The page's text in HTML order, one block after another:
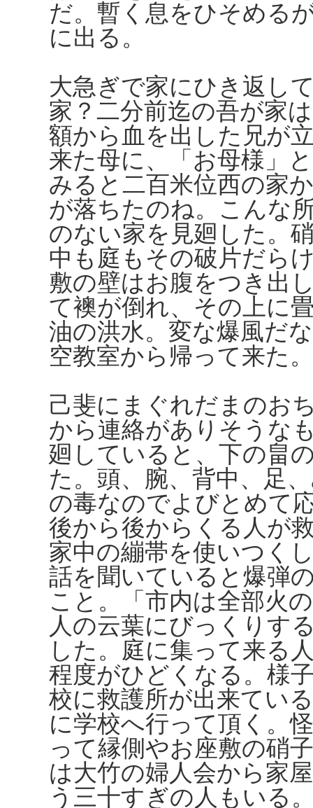
だ。暫く息をひそめる
に出る。
大急ぎで家にひき返し
家？二分前迄の吾が家
額から血を出した兄が
来た母に、「お母様」
みると二百米位西の家
が落ちたのね。こんな
のない家を見廻した。
中も庭もその破片だら
敷の壁はお腹をつき出
て襖が倒れ、その上に
油の洪水。変な爆風だ
空教室から帰って来た
己斐にまぐれだまのお
から連絡がありそうな
廻していると、下の畠
た。頭、腕、背中、足
の毒なのでよびとめて
後から後からくる人が
家中の繃帯を使いつく
話を聞いていると爆弾
こと。「市内は全部火
人の云葉にびっくりす
した。庭に集って来る
程度がひどくなる。様
校に救護所が出来てい
に学校へ行って頂く。
って縁側やお座敷の硝
は大竹の婦人会から家
う三十すぎの人もいる